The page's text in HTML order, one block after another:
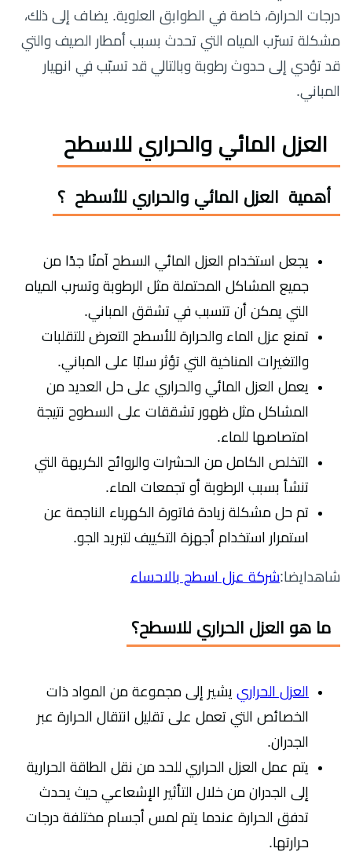
درجات الحرارة، خاصة في الطوابق العلوية. يضاف إلى ذلك،
مشكلة تسرّب المياه التي تحدث بسبب أمطار الصيف والتي
قد تؤدي إلى حدوث رطوبة وبالتالي قد تسبّب في انهيار
المباني.
العزل المائي والحراري للاسطح
أهمية العزل المائي والحراري للأسطح ؟
يجعل استخدام العزل المائي السطح آمنًا جدًا من
جميع المشاكل المحتملة مثل الرطوبة وتسرب المياه
التي يمكن أن تتسبب في تشقق المباني.
تمنع عزل الماء والحرارة للأسطح التعرض للتقلبات
والتغيرات المناخية التي تؤثر سلبًا على المباني.
يعمل العزل المائي والحراري على حل العديد من
المشاكل مثل ظهور تشققات على السطوح نتيجة
امتصاصها للماء.
التخلص الكامل من الحشرات والروائح الكريهة التي
تنشأ بسبب الرطوبة أو تجمعات الماء.
تم حل مشكلة زيادة فاتورة الكهرباء الناجمة عن
استمرار استخدام أجهزة التكييف لتبريد الجو.
شاهدايضا:شركة عزل اسطح بالاحساء
ما هو العزل الحراري للاسطح؟
العزل الحراري يشير إلى مجموعة من المواد ذات
الخصائص التي تعمل على تقليل انتقال الحرارة عبر
الجدران.
يتم عمل العزل الحراري للحد من نقل الطاقة الحرارية
إلى الجدران من خلال التأثير الإشعاعي حيث يحدث
تدفق الحرارة عندما يتم لمس أجسام مختلفة درجات
حرارتها.